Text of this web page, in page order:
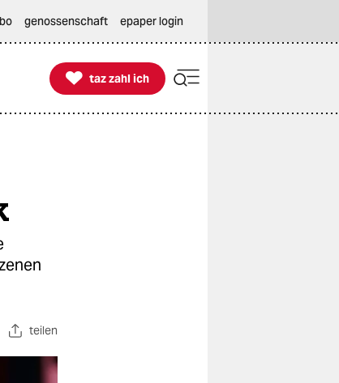
genossenschaft epaper login

taz zahl ich
taz zahl ich
teilen